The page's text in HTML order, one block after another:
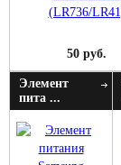
50 руб.
Элемент
пита ...